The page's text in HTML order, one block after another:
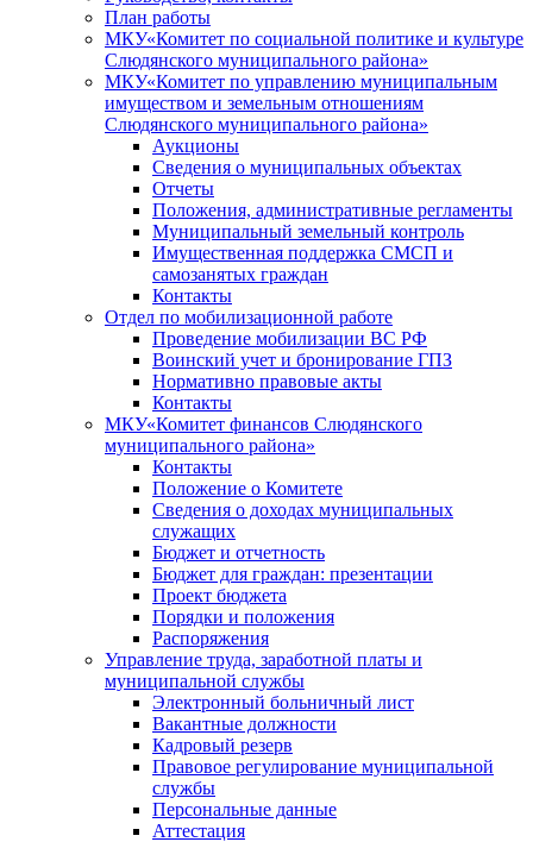
План работы
МКУ«Комитет по социальной политике и культуре
Слюдянского муниципального района»
МКУ«Комитет по управлению муниципальным
имуществом и земельным отношениям
Слюдянского муниципального района»
Аукционы
Сведения о муниципальных объектах
Отчеты
Положения, административные регламенты
Муниципальный земельный контроль
Имущественная поддержка СМСП и
самозанятых граждан
Контакты
Отдел по мобилизационной работе
Проведение мобилизации ВС РФ
Воинский учет и бронирование ГПЗ
Нормативно правовые акты
Контакты
МКУ«Комитет финансов Слюдянского
муниципального района»
Контакты
Положение о Комитете
Сведения о доходах муниципальных
служащих
Бюджет и отчетность
Бюджет для граждан: презентации
Проект бюджета
Порядки и положения
Распоряжения
Управление труда, заработной платы и
муниципальной службы
Электронный больничный лист
Вакантные должности
Кадровый резерв
Правовое регулирование муниципальной
службы
Персональные данные
Аттестация